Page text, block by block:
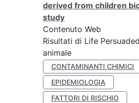
derived from children
study
Contenuto Web
Risultati di Life
animale
CONTAMINANTI CHIMICI
EPIDEMIOLOGIA
FATTORI DI RISCHIO